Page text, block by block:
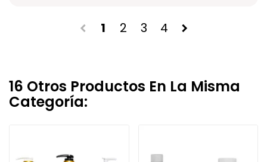
chevron_left 1 2 3 4 chevron_right
16 Otros Productos En La Misma
Categoría: